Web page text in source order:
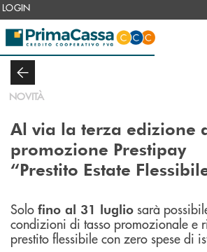
Salta al contenuto principale
LOGIN
NOVITÀ
Al via la terza edizione
promozione Prestipay
“Prestito Estate
Solo fino al 31 luglio sarà
condizioni di tasso promozionale e
prestito flessibile con zero spese di